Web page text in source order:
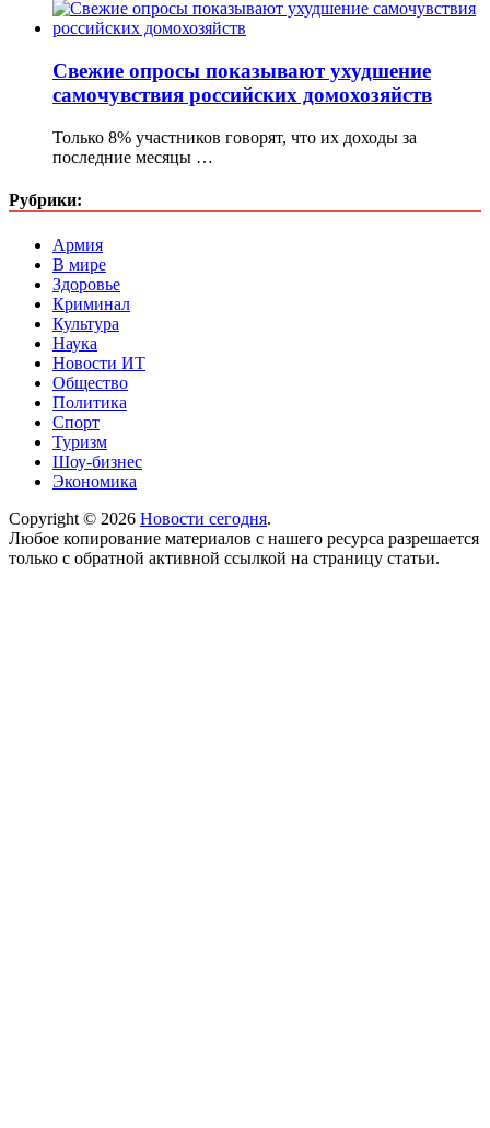
Свежие опросы показывают ухудшение
самочувствия российских домохозяйств
Только 8% участников говорят, что их доходы за
последние месяцы …
Рубрики:
Армия
В мире
Здоровье
Криминал
Культура
Наука
Новости ИТ
Общество
Политика
Спорт
Туризм
Шоу-бизнес
Экономика
Copyright © 2026 Новости сегодня.
Любое копирование материалов с нашего ресурса разрешается
только с обратной активной ссылкой на страницу статьи.